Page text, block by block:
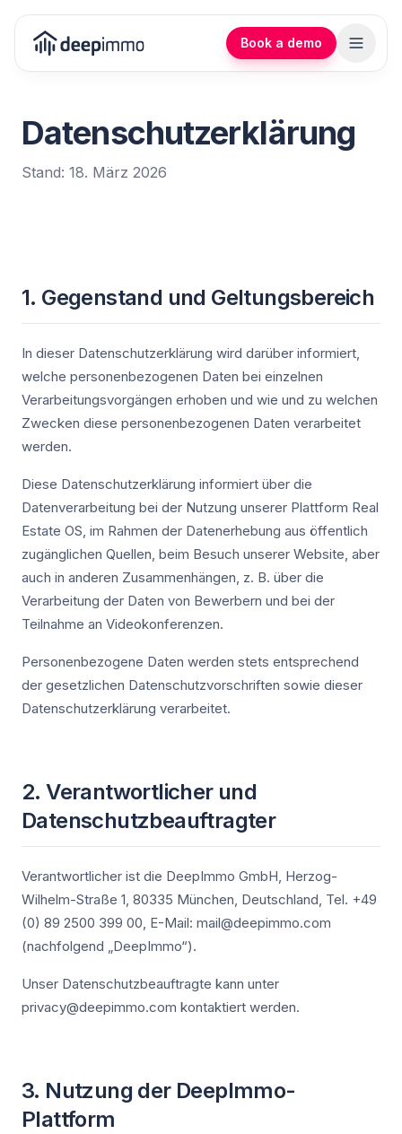
Book a demo
Datenschutzerklärung
Stand: 18. März 2026
1. Gegenstand und Geltungsbereich
In dieser Datenschutzerklärung wird darüber informiert,
welche personenbezogenen Daten bei einzelnen
Verarbeitungsvorgängen erhoben und wie und zu welchen
Zwecken diese personenbezogenen Daten verarbeitet
werden.
Diese Datenschutzerklärung informiert über die
Datenverarbeitung bei der Nutzung unserer Plattform Real
Estate OS, im Rahmen der Datenerhebung aus öffentlich
zugänglichen Quellen, beim Besuch unserer Website, aber
auch in anderen Zusammenhängen, z. B. über die
Verarbeitung der Daten von Bewerbern und bei der
Teilnahme an Videokonferenzen.
Personenbezogene Daten werden stets entsprechend
der gesetzlichen Datenschutzvorschriften sowie dieser
Datenschutzerklärung verarbeitet.
2. Verantwortlicher und
Datenschutzbeauftragter
Verantwortlicher ist die DeepImmo GmbH, Herzog-
Wilhelm-Straße 1, 80335 München, Deutschland, Tel. +49
(0) 89 2500 399 00, E-Mail: mail@deepimmo.com
(nachfolgend „DeepImmo“).
Unser Datenschutzbeauftragte kann unter
privacy@deepimmo.com kontaktiert werden.
3. Nutzung der DeepImmo-
Plattform